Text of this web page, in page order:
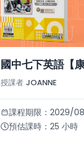
授課者 JOANNE
課程期限： 2029/
預估課時： 25 小時